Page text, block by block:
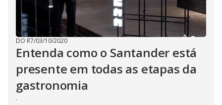
DO R7/03/10/2020
Entenda como o Santander está
presente em todas as etapas da
gastronomia
.